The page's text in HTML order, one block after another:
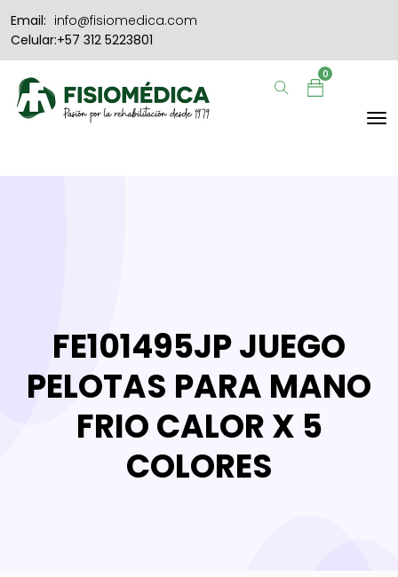
Email: info@fisiomedica.com
Celular:+57 312 5223801
0
FE101495JP JUEGO
PELOTAS PARA MANO
FRIO CALOR X 5
COLORES